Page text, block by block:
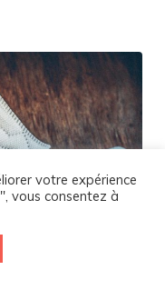
votre expérience
vous consentez à